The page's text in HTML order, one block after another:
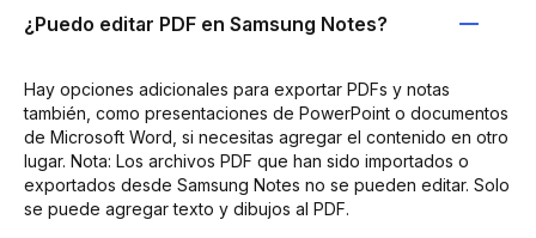
¿Puedo editar PDF en Samsung Notes?
Hay opciones adicionales para exportar PDFs y notas
también, como presentaciones de PowerPoint o documentos
de Microsoft Word, si necesitas agregar el contenido en otro
lugar. Nota: Los archivos PDF que han sido importados o
exportados desde Samsung Notes no se pueden editar. Solo
se puede agregar texto y dibujos al PDF.